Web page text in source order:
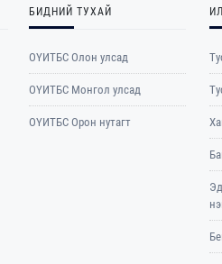
БИДНИЙ ТУХАЙ
ОҮИТБС Олон улсад
ОYИТБС Монгол улсад
ОYИТБС Орон нутагт